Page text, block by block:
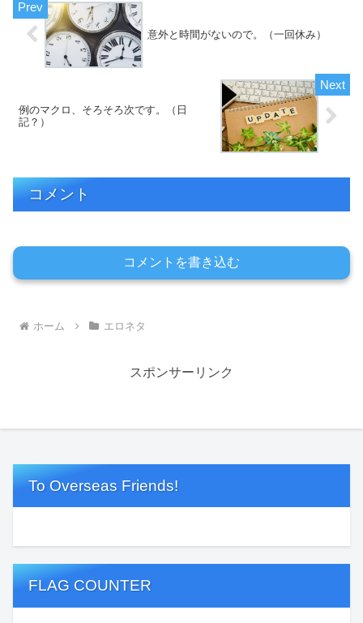
意外と時間がないので。（一回休み）
例のマクロ、そろそろ次です。（日
記？）
コメント
コメントを書き込む
ホーム エロネタ
スポンサーリンク
To Overseas Friends!
FLAG COUNTER